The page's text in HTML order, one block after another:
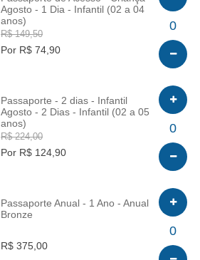
Agosto - 1 Dia - Infantil (02 a 04
anos)
R$ 149,50
Por R$ 74,90
0
Passaporte - 2 dias - Infantil
Agosto - 2 Dias - Infantil (02 a 05
anos)
R$ 224,00
Por R$ 124,90
0
Passaporte Anual - 1 Ano - Anual
Bronze
R$ 375,00
0